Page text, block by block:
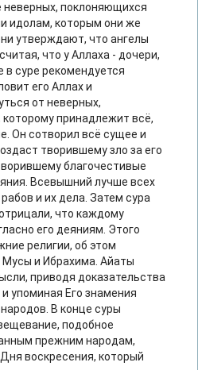
поклоняющихся
идолам, которым они же
утверждают, что ангелы
что у Аллаха - дочери,
в суре рекомендуется
его Аллах и
от неверных,
которому принадлежит всё,
Он сотворил всё сущее и
творившему зло за его
благочестивые
Всевышний лучше всех
и их дела. Затем сура
что каждому
его деяниям. Этого
религии, об этом
Мусы и Ибрахима. Айаты
приводя доказательства
упоминая Его знамения
В конце суры
подобное
прежним народам,
воскресения, который